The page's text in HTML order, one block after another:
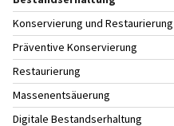
Konservierung und Restaurierung
Präventive Konservierung
Restaurierung
Massenentsäuerung
Digitale Bestandserhaltung